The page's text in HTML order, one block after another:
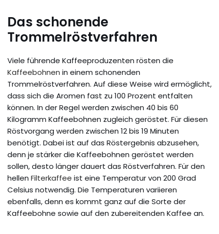
Das schonende
Trommelröstverfahren
Viele führende Kaffeeproduzenten rösten die
Kaffeebohnen in einem schonenden
Trommelröstverfahren. Auf diese Weise wird ermöglicht,
dass sich die Aromen fast zu 100 Prozent entfalten
können. In der Regel werden zwischen 40 bis 60
Kilogramm Kaffeebohnen zugleich geröstet. Für diesen
Röstvorgang werden zwischen 12 bis 19 Minuten
benötigt. Dabei ist auf das Röstergebnis abzusehen,
denn je stärker die Kaffeebohnen geröstet werden
sollen, desto länger dauert das Röstverfahren. Für den
hellen Filterkaffee ist eine Temperatur von 200 Grad
Celsius notwendig. Die Temperaturen variieren
ebenfalls, denn es kommt ganz auf die Sorte der
Kaffeebohne sowie auf den zubereitenden Kaffee an.